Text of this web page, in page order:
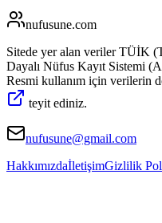
nufusune.com
Sitede yer alan veriler TÜİK
Dayalı Nüfus Kayıt Sistemi
Resmi kullanım için verilerin
teyit ediniz.
nufusune@gmail.com
HakkımızdaİletişimGizlilik